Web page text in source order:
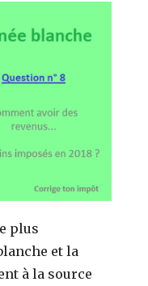
plus
et la
à la source